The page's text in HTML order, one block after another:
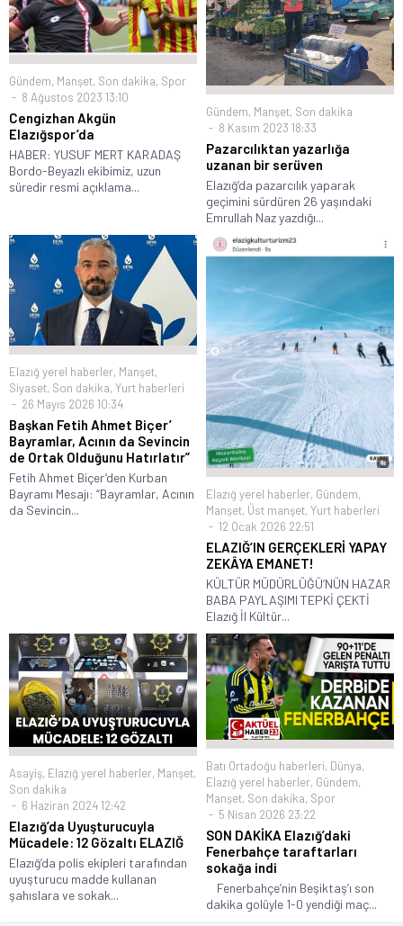
Gündem, Manşet, Son dakika, Spor
8 Ağustos 2023 13:10
Cengizhan Akgün
Elazığspor’da
HABER: YUSUF MERT KARADAŞ
Bordo-Beyazlı ekibimiz, uzun
süredir resmi açıklama...
Gündem, Manşet, Son dakika
8 Kasım 2023 18:33
Pazarcılıktan yazarlığa
uzanan bir serüven
Elazığ’da pazarcılık yaparak
geçimini sürdüren 26 yaşındaki
Emrullah Naz yazdığı...
Elazığ yerel haberler, Manşet,
Siyaset, Son dakika, Yurt haberleri
26 Mayıs 2026 10:34
Başkan Fetih Ahmet Biçer’
Bayramlar, Acının da Sevincin
de Ortak Olduğunu Hatırlatır”
Fetih Ahmet Biçer’den Kurban
Bayramı Mesajı: “Bayramlar, Acının
da Sevincin...
Elazığ yerel haberler, Gündem,
Manşet, Üst manşet, Yurt haberleri
12 Ocak 2026 22:51
ELAZIĞ’IN GERÇEKLERİ YAPAY
ZEKÂYA EMANET!
KÜLTÜR MÜDÜRLÜĞÜ’NÜN HAZAR
BABA PAYLAŞIMI TEPKİ ÇEKTİ
Elazığ İl Kültür...
Asayiş, Elazığ yerel haberler, Manşet,
Son dakika
6 Haziran 2024 12:42
Elazığ’da Uyuşturucuyla
Mücadele: 12 Gözaltı ELAZIĞ
Elazığ’da polis ekipleri tarafından
uyuşturucu madde kullanan
şahıslara ve sokak...
Batı Ortadoğu haberleri, Dünya,
Elazığ yerel haberler, Gündem,
Manşet, Son dakika, Spor
5 Nisan 2026 23:22
SON DAKİKA Elazığ’daki
Fenerbahçe taraftarları
sokağa indi
Fenerbahçe’nin Beşiktaş’ı son
dakika golüyle 1-0 yendiği maç...